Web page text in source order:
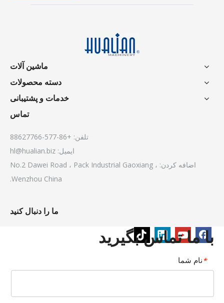
ماشین آلات
دسته محصولات
خدمات و پشتیبانی
تماس
تلفن: +86-577-88627766
ایمیل: hl@hualian.biz
اضافه کردن: No.2 Dawei Road ، Pack Industrial Gaoxiang ،
Wenzhou China.
ما را دنبال کنید
با ما تماس بگیرید
*نام شما